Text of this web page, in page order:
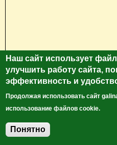
Глубина озера 33 метра!
Наш сайт использует
улучшить работу сайта,
эффективность и
Продолжая использовать сайт
использование файлов cookie.
Понятно